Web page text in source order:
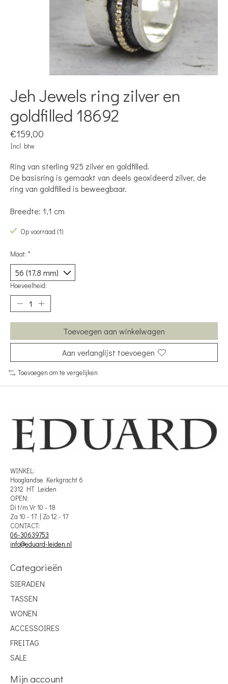
Jeh Jewels ring zilver en
goldfilled 18692
€159,00
Incl. btw
Ring van sterling 925 zilver en goldfilled.
De basisring is gemaakt van deels geoxideerd zilver, de
ring van goldfilled is beweegbaar.
Breedte: 1,1 cm
Op voorraad (1)
Maat: *
Hoeveelheid:
Toevoegen aan winkelwagen
Aan verlanglijst toevoegen
Toevoegen om te vergelijken
WINKEL:
Hooglandse Kerkgracht 6
2312 HT Leiden
OPEN:
Di t/m Vr 10 - 18
Za 10 - 17 | Zo 12 - 17
CONTACT:
06-30639753
info@eduard-leiden.nl
Categorieën
SIERADEN
TASSEN
WONEN
ACCESSOIRES
FREITAG
SALE
Mijn account